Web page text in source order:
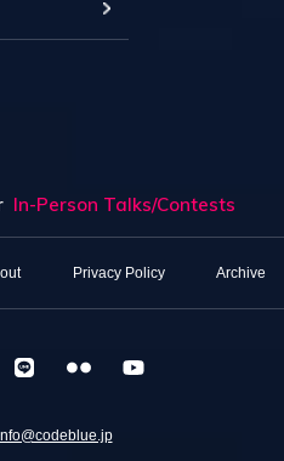
In-Person Talks/Contests
Privacy Policy Archive